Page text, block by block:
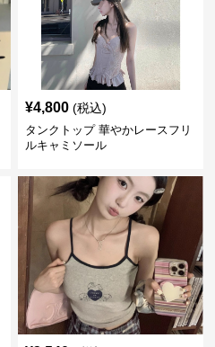
¥4,800 (税込)
タンクトップ 華やかレースフリ
ルキャミソール